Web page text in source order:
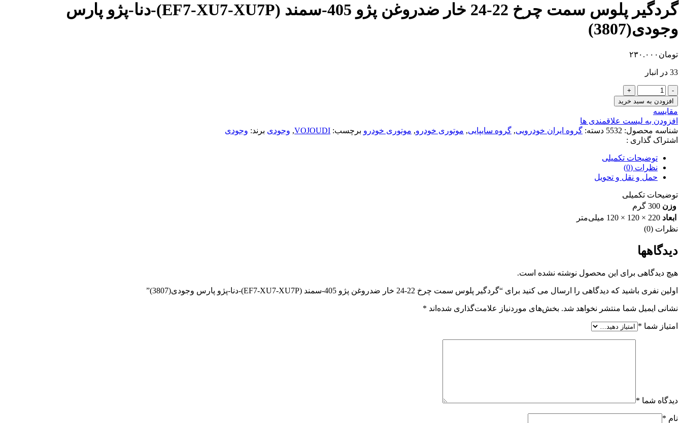
گردگیر پلوس سمت چرخ 22-24 خار ضدروغن پژو 405-سمند (EF7-XU7-XU7P)-دنا-پژو پارس
وجودی(3807)
تومان ۲۳۰.۰۰۰
33 در انبار
گردگیر
پلوس
سمت
چرخ
22-
24
خار
ضدروغن
پژو
405-
(EF7-
XU7-
XU7P)-
دنا-
پژو
افزودن به سبد خرید
مقایسه
افزودن به لیست علاقمندی ها
شناسه محصول: 5532 دسته: گروه ایران خودرویی, گروه سایپایی, موتوری خودرو, موتوری خودرو برچسب: VOJOUDI
, وجودی برند: وجودی
اشتراک گذاری :
توضیحات تکمیلی
نظرات (0)
حمل و نقل و تحویل
توضیحات تکمیلی
وزن 300 گرم
ابعاد 220 × 120 × 120 میلی‌متر
نظرات (0)
دیدگاهها
هیچ دیدگاهی برای این محصول نوشته نشده است.
اولین نفری باشید که دیدگاهی را ارسال می کنید برای “گردگیر پلوس سمت چرخ 22-24 خار ضدروغن پژو 405-سمند (EF7-XU7-XU7P)-دنا-پژو پارس وجودی(3807)”
نشانی ایمیل شما منتشر نخواهد شد. بخش‌های موردنیاز علامت‌گذاری شده‌اند *
امتیاز شما *
دیدگاه شما *
نام *